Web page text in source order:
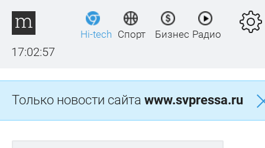
17:02:57
Hi-tech Спорт Бизнес Радио
Только новости сайта www.svpressa.ru